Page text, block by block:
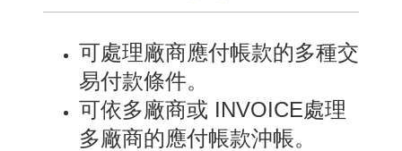
可處理廠商應付帳款的多種交
易付款條件。
可依多廠商或 INVOICE處理
多廠商的應付帳款沖帳。